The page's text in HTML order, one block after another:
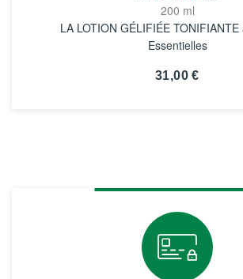
200 ml
LA LOTION GÉLIFIÉE
Essentielles
31,00 €